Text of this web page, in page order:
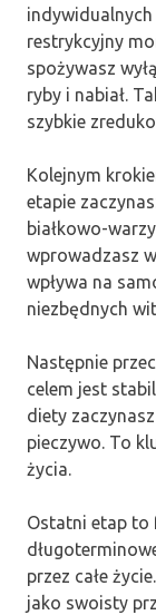
restrykcyjny
spożywasz
ryby i nabiał.
szybkie
Kolejnym
etapie
białkowo-
wprowadzasz
wpływa na
niezbędnych
Następnie
celem jest
diety
pieczywo. To
życia.
Ostatni etap to
przez całe
jako swoisty